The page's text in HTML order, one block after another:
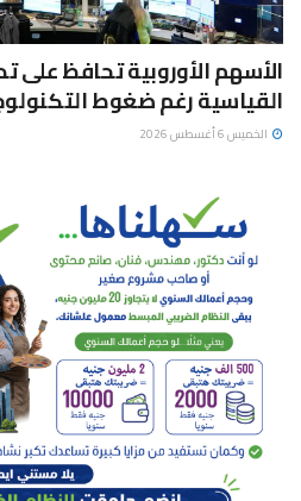
الأسهم الأوروبية تحافظ على
القياسية رغم ضغوط
الخميس 6 أغسطس 2026